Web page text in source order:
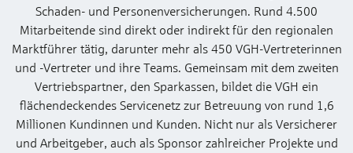
Schaden- und Personenversicherungen. Rund 4.500
Mitarbeitende sind direkt oder indirekt für den regionalen
Marktführer tätig, darunter mehr als 450 VGH-Vertreterinnen
und -Vertreter und ihre Teams. Gemeinsam mit dem zweiten
Vertriebspartner, den Sparkassen, bildet die VGH ein
flächendeckendes Servicenetz zur Betreuung von rund 1,6
Millionen Kundinnen und Kunden. Nicht nur als Versicherer
und Arbeitgeber, auch als Sponsor zahlreicher Projekte und